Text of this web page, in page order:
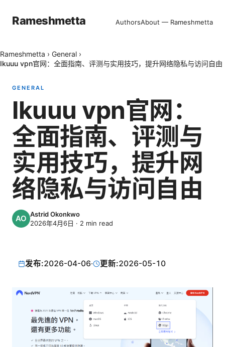
Rameshmetta AuthorsAbout — Rameshmetta
Rameshmetta › General ›
Ikuuu vpn官网：全面指南、评测与实用技巧，提升网络隐私与访问自由
GENERAL
Ikuuu vpn官网：
全面指南、评测与
实用技巧，提升网
络隐私与访问自由
Astrid Okonkwo
2026年4月6日 · 2 min read
发布:2026-04-06· 更新:2026-05-10